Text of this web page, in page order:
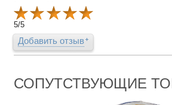
5/5
Добавить отзыв
СОПУТСТВУЮЩИЕ